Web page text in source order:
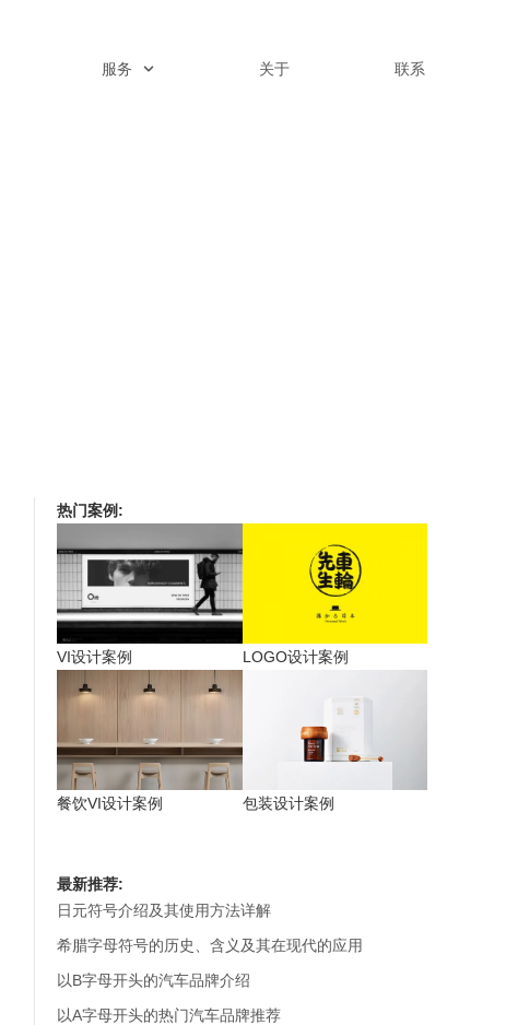
服务 关于 联系
热门案例:
VI设计案例 LOGO设计案例
餐饮VI设计案例 包装设计案例
最新推荐:
日元符号介绍及其使用方法详解
希腊字母符号的历史、含义及其在现代的应用
以B字母开头的汽车品牌介绍
以A字母开头的热门汽车品牌推荐